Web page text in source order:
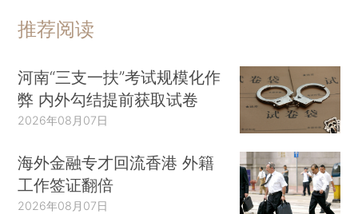
推荐阅读
河南“三支一扶”考试规模化作
弊 内外勾结提前获取试卷
2026年08月07日
海外金融专才回流香港 外籍
工作签证翻倍
2026年08月07日